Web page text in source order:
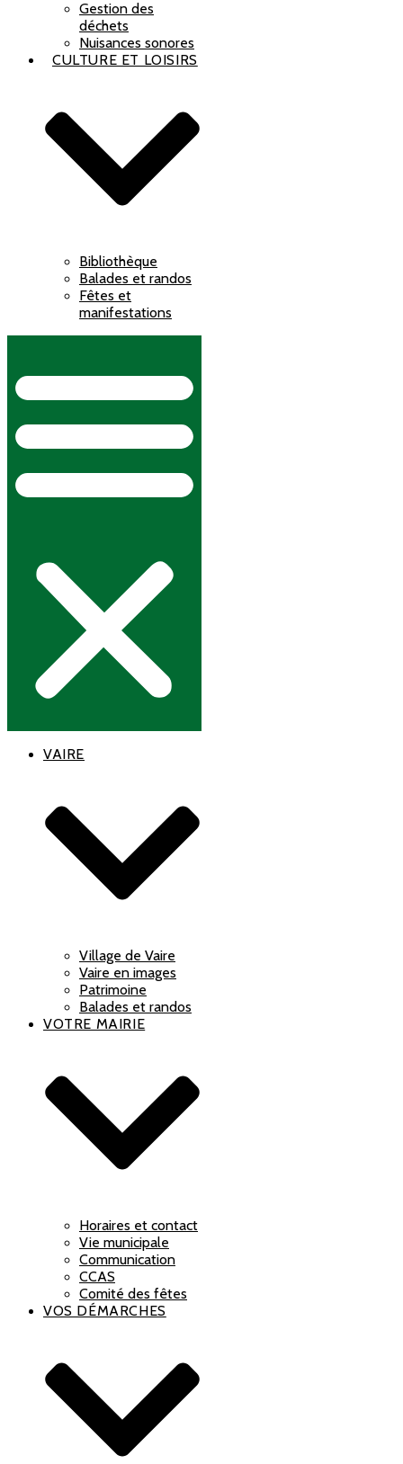
Gestion des
déchets
Nuisances sonores
CULTURE ET LOISIRS
Bibliothèque
Balades et randos
Fêtes et
manifestations
VAIRE
Village de Vaire
Vaire en images
Patrimoine
Balades et randos
VOTRE MAIRIE
Horaires et contact
Vie municipale
Communication
CCAS
Comité des fêtes
VOS DÉMARCHES